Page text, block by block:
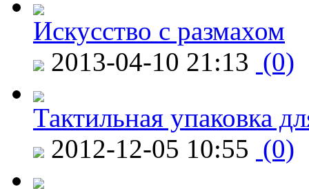
Искусство с размахом
2013-04-10 21:13 (0)
Тактильная упаковка
2012-12-05 10:55 (0)